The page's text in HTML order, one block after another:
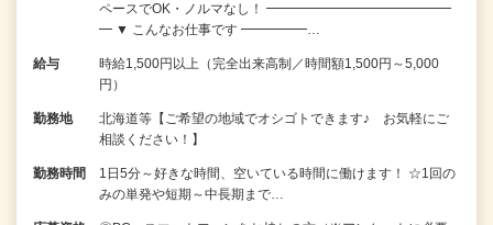
ペースでOK・ノルマなし！ ━━━━━━━━━━━━━━
━ ▼ こんなお仕事です ━━━━━…
給与
時給1,500円以上（完全出来高制／時間額1,500円～5,000
円）
勤務地
北海道等【ご希望の地域でオシゴトできます♪ お気軽にご
相談ください！】
勤務時間
1日5分～好きな時間、空いている時間に働けます！ ☆1回の
みの単発や短期～中長期まで…